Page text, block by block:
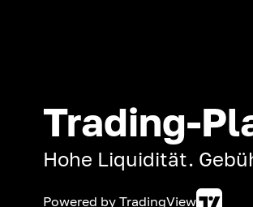
Trading-
Hohe Liquidität.
Powered by TradingView